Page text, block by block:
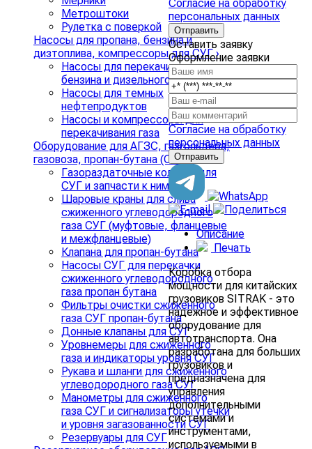
Метроштоки
Рулетка с поверкой
Насосы для пропана, бензина и
дизтоплива, компрессоры для СУГ›
Насосы для перекачивания
бензина и дизельного топлива
Насосы для темных
нефтепродуктов
Насосы и компрессоры для
перекачивания газа
Оборудование для АГЗС, газгольдера,
газовоза, пропан-бутана (СУГ)›
Газораздаточные колонки для
СУГ и запчасти к ним
Шаровые краны для слива
сжиженного углеводородного
газа СУГ (муфтовые, фланцевые
и межфланцевые)
Клапана для пропан-бутана
Насосы СУГ для перекачки
сжиженного углеводородного
газа пропан бутана
Фильтры очистки сжиженного
газа СУГ пропан-бутана
Донные клапаны для СУГ
Уровнемеры для сжиженного
газа и индикаторы уровня СУГ
Рукава и шланги для сжиженного
углеводородного газа СУГ
Манометры для сжиженного
газа СУГ и сигнализаторы утечки
и уровня загазованности СУГ
Резервуары для СУГ
Согласие на обработку
персональных данных
Оставить заявку
Оформление заявки
Согласие на обработку
персональных данных
Описание
Печать
Коробка отбора
мощности для китайских
грузовиков SITRAK - это
надежное и эффективное
оборудование для
автотранспорта. Она
разработана для больших
грузовиков и
предназначена для
управления
дополнительными
системами и
инструментами,
используемыми в